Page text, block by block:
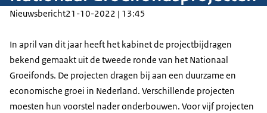
Nieuwsbericht21-10-2022 | 13:45
In april van dit jaar heeft het kabinet de projectbijdragen
bekend gemaakt uit de tweede ronde van het Nationaal
Groeifonds. De projecten dragen bij aan een duurzame en
economische groei in Nederland. Verschillende projecten
moesten hun voorstel nader onderbouwen. Voor vijf projecten